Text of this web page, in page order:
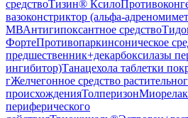
средствоТизин® Ксило
вазоконстриктор (альфа-
МВАнтигипоксантное средство
ФортеПротивопаркинсоническое
предшественник+декарбоксилазы
ингибитор)Танацехола таблетки
гЖелчегонное средство
происхожденияТолперизон
периферического